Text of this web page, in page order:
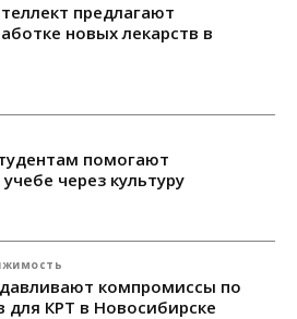
предлагают
новых лекарств в
помогают
через культуру
компромиссы по
для КРТ в Новосибирске